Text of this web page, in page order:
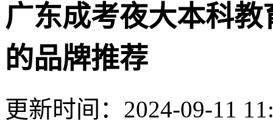
广东成考夜大本科
的品牌推荐
更新时间：2024-09-11